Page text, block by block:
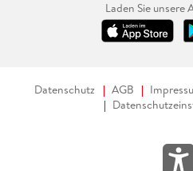
Laden Sie unsere
Datenschutz AGB